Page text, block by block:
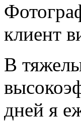
клиент
В
дней я